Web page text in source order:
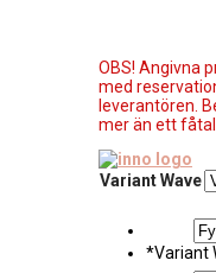
OBS! Angivna
med
leverantören.
mer än ett fåtal.
Variant Wave
*Variant